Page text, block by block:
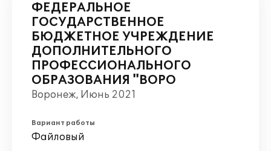
ФЕДЕРАЛЬНОЕ
ГОСУДАРСТВЕННОЕ
БЮДЖЕТНОЕ УЧРЕЖДЕНИЕ
ДОПОЛНИТЕЛЬНОГО
ПРОФЕССИОНАЛЬНОГО
ОБРАЗОВАНИЯ "ВОРО
Воронеж, Июнь 2021
Вариант работы
Файловый